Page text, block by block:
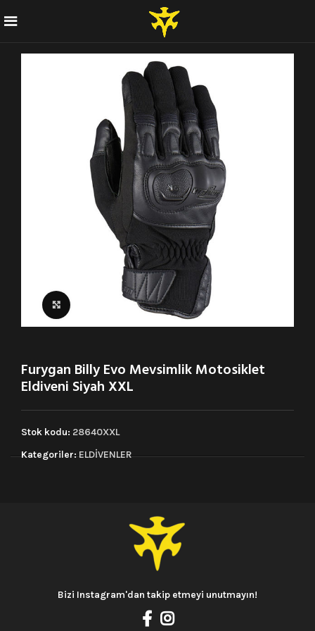
Click to enlarge
Furygan Billy Evo Mevsimlik Motosiklet
Eldiveni Siyah XXL
Stok kodu: 28640XXL
Kategoriler:ELDİVENLER
Bizi Instagram'dan takip etmeyi unutmayın!